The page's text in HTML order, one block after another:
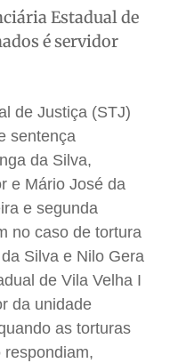
Estadual de
é servidor
de Justiça (STJ)
sentença
da Silva,
e Mário José da
e segunda
no caso de tortura
Silva e Nilo Gera
de Vila Velha I
da unidade
as torturas